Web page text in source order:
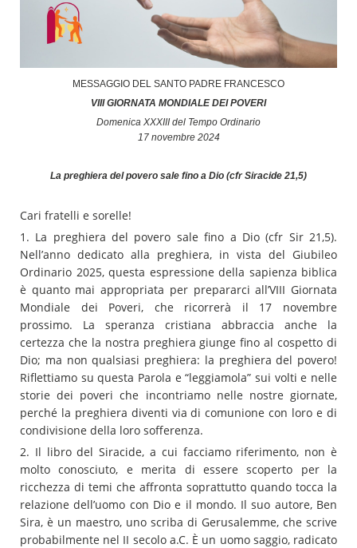
MESSAGGIO DEL SANTO PADRE FRANCESCO
VIII GIORNATA MONDIALE DEI POVERI
Domenica XXXIII del Tempo Ordinario
17 novembre 2024
La preghiera del povero sale fino a Dio (cfr Siracide 21,5)
Cari fratelli e sorelle!
1. La preghiera del povero sale fino a Dio (cfr Sir 21,5).
Nell’anno dedicato alla preghiera, in vista del Giubileo
Ordinario 2025, questa espressione della sapienza biblica
è quanto mai appropriata per prepararci all’VIII Giornata
Mondiale dei Poveri, che ricorrerà il 17 novembre
prossimo. La speranza cristiana abbraccia anche la
certezza che la nostra preghiera giunge fino al cospetto di
Dio; ma non qualsiasi preghiera: la preghiera del povero!
Riflettiamo su questa Parola e “leggiamola” sui volti e nelle
storie dei poveri che incontriamo nelle nostre giornate,
perché la preghiera diventi via di comunione con loro e di
condivisione della loro sofferenza.
2. Il libro del Siracide, a cui facciamo riferimento, non è
molto conosciuto, e merita di essere scoperto per la
ricchezza di temi che affronta soprattutto quando tocca la
relazione dell’uomo con Dio e il mondo. Il suo autore, Ben
Sira, è un maestro, uno scriba di Gerusalemme, che scrive
probabilmente nel II secolo a.C. È un uomo saggio, radicato